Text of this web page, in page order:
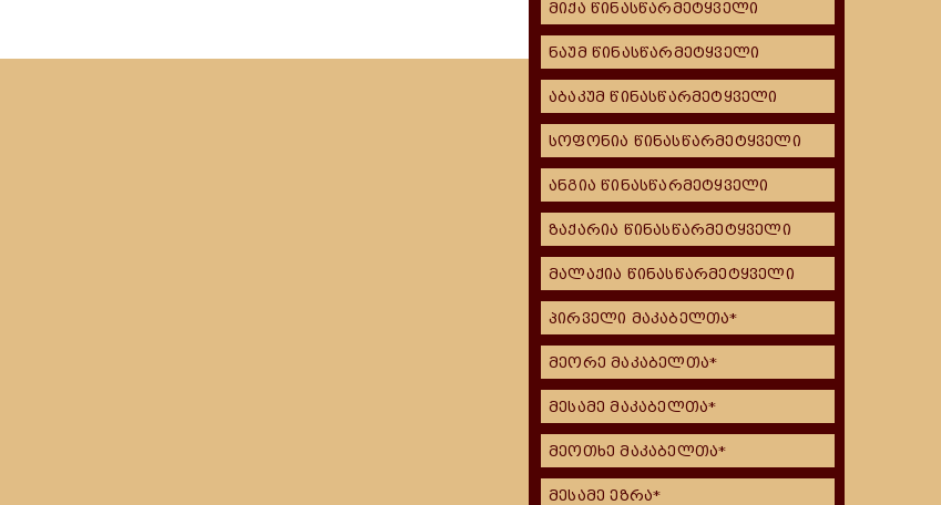
მიქა წინასწარმეტყველი
ნაუმ წინასწარმეტყველი
აბაკუმ წინასწარმეტყველი
სოფონია წინასწარმეტყველი
ანგია წინასწარმეტყველი
ზაქარია წინასწარმეტყველი
მალაქია წინასწარმეტყველი
პირველი მაკაბელთა*
მეორე მაკაბელთა*
მესამე მაკაბელთა*
მეოთხე მაკაბელთა*
მესამე ეზრა*